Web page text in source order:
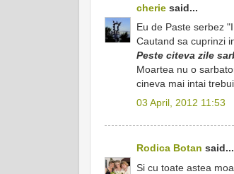
cherie said...
Eu de Paste serbez
Cautand sa cuprinzi
Peste citeva zile
Moartea nu o
cineva mai intai
03 April, 2012 11:53
Rodica Botan said...
Si cu toate astea